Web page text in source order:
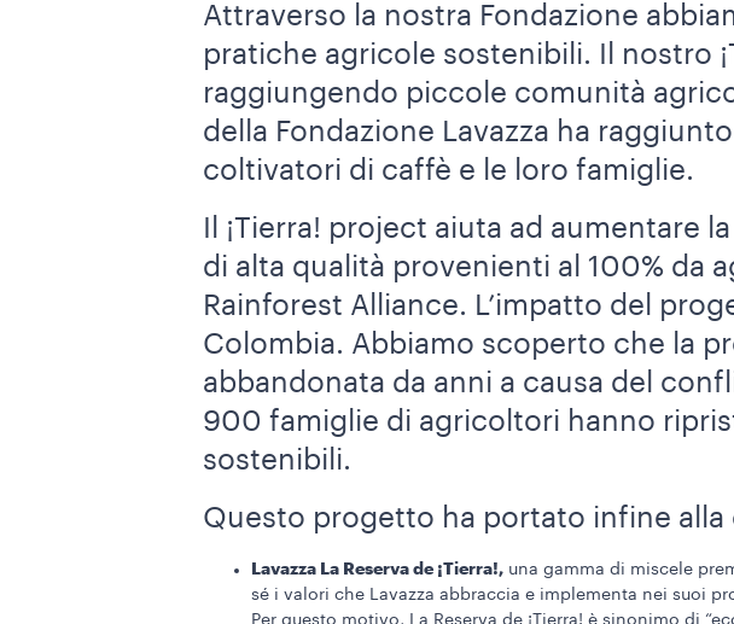
Attraverso la nostra Fondazione
pratiche agricole sostenibili. Il nostro
raggiungendo piccole comunità
della Fondazione Lavazza ha
coltivatori di caffè e le loro famiglie.
Il ¡Tierra! project aiuta ad aumentare
di alta qualità provenienti al 100% da
Rainforest Alliance. L’impatto del
Colombia. Abbiamo scoperto che la
abbandonata da anni a causa del
900 famiglie di agricoltori hanno
sostenibili.
Questo progetto ha portato infine
Lavazza La Reserva de ¡Tierra!,una gamma di miscele
sé i valori che Lavazza abbraccia e implementa nei suoi
Per questo motivo, La Reserva de ¡Tierra! è sinonimo di